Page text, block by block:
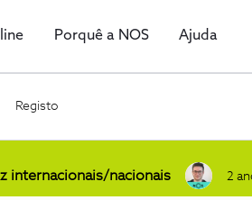
Porquê a NOS Ajuda
Registo
internacionais/nacionais 2